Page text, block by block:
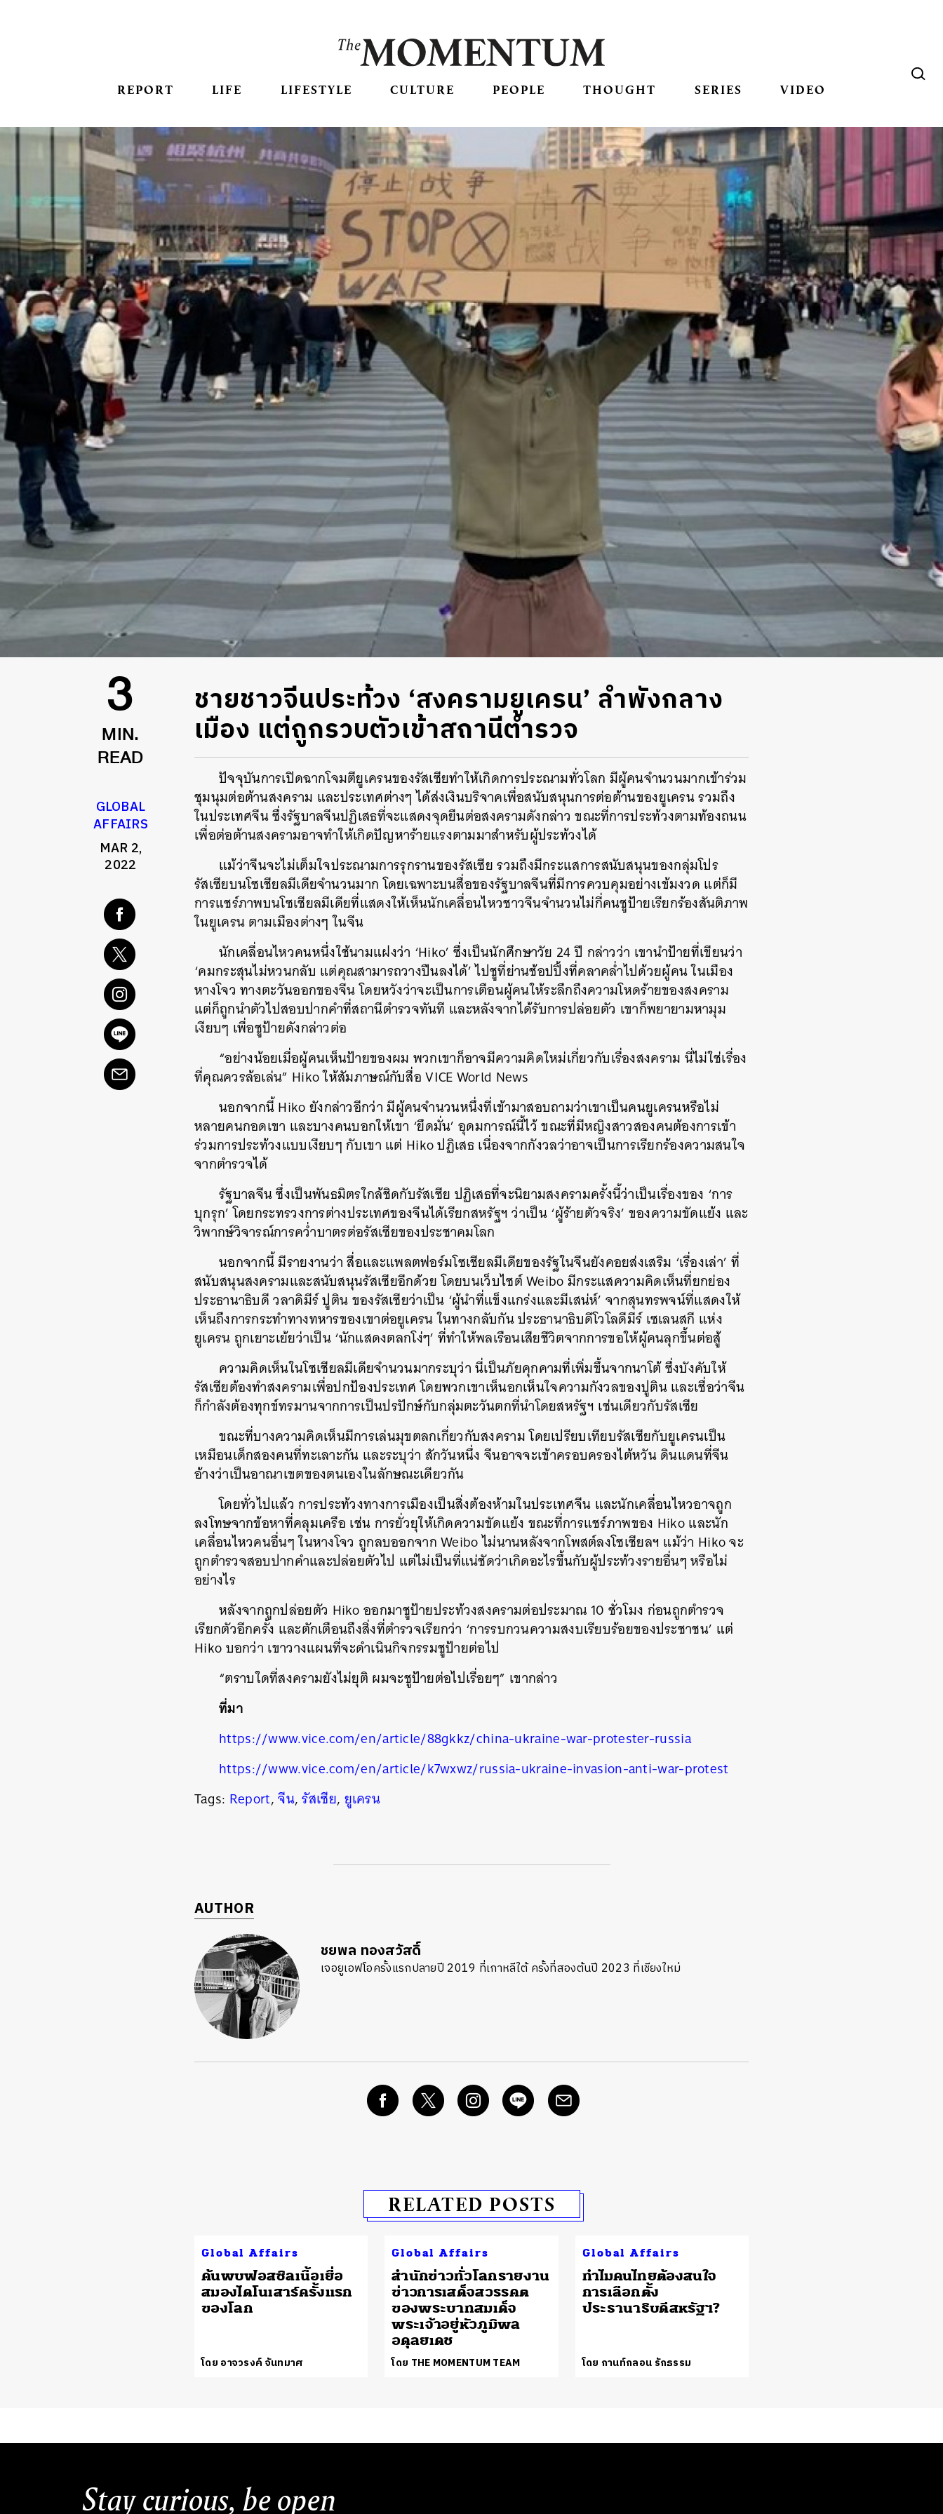
REPORT LIFE LIFESTYLE CULTURE PEOPLE THOUGHT SERIES VIDEO
3
MIN.
READ
GLOBAL
AFFAIRS
MAR 2,
2022
ชายชาวจีนประท้วง ‘สงครามยูเครน’ ลำพังกลาง
เมือง แต่ถูกรวบตัวเข้าสถานีตำรวจ
ปัจจุบันการเปิดฉากโจมตียูเครนของรัสเซียทำให้เกิดการประณามทั่วโลก มีผู้คนจำนวนมากเข้าร่วม
ชุมนุมต่อต้านสงคราม และประเทศต่างๆ ได้ส่งเงินบริจาคเพื่อสนับสนุนการต่อต้านของยูเครน รวมถึง
ในประเทศจีน ซึ่งรัฐบาลจีนปฏิเสธที่จะแสดงจุดยืนต่อสงครามดังกล่าว ขณะที่การประท้วงตามท้องถนน
เพื่อต่อต้านสงครามอาจทำให้เกิดปัญหาร้ายแรงตามมาสำหรับผู้ประท้วงได้
แม้ว่าจีนจะไม่เต็มใจประณามการรุกรานของรัสเซีย รวมถึงมีกระแสการสนับสนุนของกลุ่มโปร
รัสเซียบนโซเชียลมีเดียจำนวนมาก โดยเฉพาะบนสื่อของรัฐบาลจีนที่มีการควบคุมอย่างเข้มงวด แต่ก็มี
การแชร์ภาพบนโซเชียลมีเดียที่แสดงให้เห็นนักเคลื่อนไหวชาวจีนจำนวนไม่กี่คนชูป้ายเรียกร้องสันติภาพ
ในยูเครน ตามเมืองต่างๆ ในจีน
นักเคลื่อนไหวคนหนึ่งใช้นามแฝงว่า ‘Hiko’ ซึ่งเป็นนักศึกษาวัย 24 ปี กล่าวว่า เขานำป้ายที่เขียนว่า
‘คมกระสุนไม่หวนกลับ แต่คุณสามารถวางปืนลงได้’ ไปชูที่ย่านช้อปปิ้งที่คลาคล่ำไปด้วยผู้คน ในเมือง
หางโจว ทางตะวันออกของจีน โดยหวังว่าจะเป็นการเตือนผู้คนให้ระลึกถึงความโหดร้ายของสงคราม
แต่ก็ถูกนำตัวไปสอบปากคำที่สถานีตำรวจทันที และหลังจากได้รับการปล่อยตัว เขาก็พยายามหามุม
เงียบๆ เพื่อชูป้ายดังกล่าวต่อ
“อย่างน้อยเมื่อผู้คนเห็นป้ายของผม พวกเขาก็อาจมีความคิดใหม่เกี่ยวกับเรื่องสงคราม นี่ไม่ใช่เรื่อง
ที่คุณควรล้อเล่น” Hiko ให้สัมภาษณ์กับสื่อ VICE World News
นอกจากนี้ Hiko ยังกล่าวอีกว่า มีผู้คนจำนวนหนึ่งที่เข้ามาสอบถามว่าเขาเป็นคนยูเครนหรือไม่
หลายคนกอดเขา และบางคนบอกให้เขา ‘ยึดมั่น’ อุดมการณ์นี้ไว้ ขณะที่มีหญิงสาวสองคนต้องการเข้า
ร่วมการประท้วงแบบเงียบๆ กับเขา แต่ Hiko ปฏิเสธ เนื่องจากกังวลว่าอาจเป็นการเรียกร้องความสนใจ
จากตำรวจได้
รัฐบาลจีน ซึ่งเป็นพันธมิตรใกล้ชิดกับรัสเซีย ปฏิเสธที่จะนิยามสงครามครั้งนี้ว่าเป็นเรื่องของ ‘การ
บุกรุก’ โดยกระทรวงการต่างประเทศของจีนได้เรียกสหรัฐฯ ว่าเป็น ‘ผู้ร้ายตัวจริง’ ของความขัดแย้ง และ
วิพากษ์วิจารณ์การคว่ำบาตรต่อรัสเซียของประชาคมโลก
นอกจากนี้ มีรายงานว่า สื่อและแพลตฟอร์มโซเชียลมีเดียของรัฐในจีนยังคอยส่งเสริม ‘เรื่องเล่า’ ที่
สนับสนุนสงครามและสนับสนุนรัสเซียอีกด้วย โดยบนเว็บไซต์ Weibo มีกระแสความคิดเห็นที่ยกย่อง
ประธานาธิบดี วลาดิมีร์ ปูติน ของรัสเซียว่าเป็น ‘ผู้นำที่แข็งแกร่งและมีเสน่ห์’ จากสุนทรพจน์ที่แสดงให้
เห็นถึงการกระทำทางทหารของเขาต่อยูเครน ในทางกลับกัน ประธานาธิบดีโวโลดีมีร์ เซเลนสกี แห่ง
ยูเครน ถูกเยาะเย้ยว่าเป็น ‘นักแสดงตลกโง่ๆ’ ที่ทำให้พลเรือนเสียชีวิตจากการขอให้ผู้คนลุกขึ้นต่อสู้
ความคิดเห็นในโซเชียลมีเดียจำนวนมากระบุว่า นี่เป็นภัยคุกคามที่เพิ่มขึ้นจากนาโต้ ซึ่งบังคับให้
รัสเซียต้องทำสงครามเพื่อปกป้องประเทศ โดยพวกเขาเห็นอกเห็นใจความกังวลของปูติน และเชื่อว่าจีน
ก็กำลังต้องทุกข์ทรมานจากการเป็นปรปักษ์กับกลุ่มตะวันตกที่นำโดยสหรัฐฯ เช่นเดียวกับรัสเซีย
ขณะที่บางความคิดเห็นมีการเล่นมุขตลกเกี่ยวกับสงคราม โดยเปรียบเทียบรัสเซียกับยูเครนเป็น
เหมือนเด็กสองคนที่ทะเลาะกัน และระบุว่า สักวันหนึ่ง จีนอาจจะเข้าครอบครองไต้หวัน ดินแดนที่จีน
อ้างว่าเป็นอาณาเขตของตนเองในลักษณะเดียวกัน
โดยทั่วไปแล้ว การประท้วงทางการเมืองเป็นสิ่งต้องห้ามในประเทศจีน และนักเคลื่อนไหวอาจถูก
ลงโทษจากข้อหาที่คลุมเครือ เช่น การยั่วยุให้เกิดความขัดแย้ง ขณะที่การแชร์ภาพของ Hiko และนัก
เคลื่อนไหวคนอื่นๆ ในหางโจว ถูกลบออกจาก Weibo ไม่นานหลังจากโพสต์ลงโซเชียลฯ แม้ว่า Hiko จะ
ถูกตำรวจสอบปากคำและปล่อยตัวไป แต่ไม่เป็นที่แน่ชัดว่าเกิดอะไรขึ้นกับผู้ประท้วงรายอื่นๆ หรือไม่
อย่างไร
หลังจากถูกปล่อยตัว Hiko ออกมาชูป้ายประท้วงสงครามต่อประมาณ 10 ชั่วโมง ก่อนถูกตำรวจ
เรียกตัวอีกครั้ง และตักเตือนถึงสิ่งที่ตำรวจเรียกว่า ‘การรบกวนความสงบเรียบร้อยของประชาชน’ แต่
Hiko บอกว่า เขาวางแผนที่จะดำเนินกิจกรรมชูป้ายต่อไป
“ตราบใดที่สงครามยังไม่ยุติ ผมจะชูป้ายต่อไปเรื่อยๆ” เขากล่าว
ที่มา
https://www.vice.com/en/article/88gkkz/china-ukraine-war-protester-russia
https://www.vice.com/en/article/k7wxwz/russia-ukraine-invasion-anti-war-protest
Tags: Report,จีน,รัสเซีย, ยูเครน
AUTHOR
ชยพล ทองสวัสดิ์
เจอยูเอฟโอครั้งแรกปลายปี 2019 ที่เกาหลีใต้ ครั้งที่สองต้นปี 2023 ที่เชียงใหม่
RELATED POSTS
Global Affairs
ค้นพบฟอสซิลเนื้อเยื่อ
สมองไดโนเสาร์ครั้งแรก
ของโลก
โดย อาจวรงค์ จันทมาศ
Global Affairs
สำนักข่าวทั่วโลกรายงาน
ข่าวการเสด็จสวรรคต
ของพระบาทสมเด็จ
พระเจ้าอยู่หัวภูมิพล
อดุลยเดช
โดย THE MOMENTUM TEAM
Global Affairs
ทำไมคนไทยต้องสนใจ
การเลือกตั้ง
ประธานาธิบดีสหรัฐฯ?
โดย กานท์กลอน รักธรรม
Stay curious, be open
ค้นหา
TWEET